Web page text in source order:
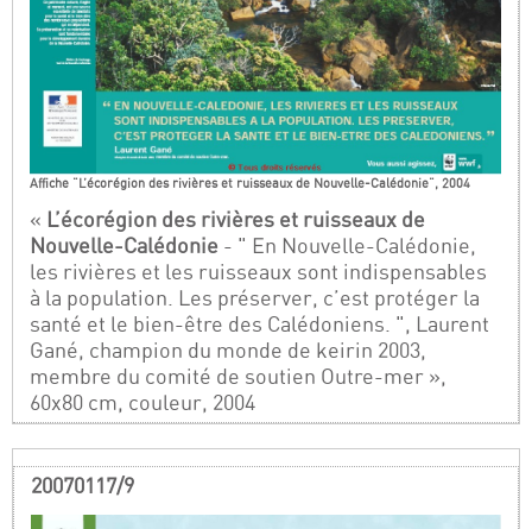
Affiche "L’écorégion des rivières et ruisseaux de Nouvelle-Calédonie", 2004
« L’écorégion des rivières et ruisseaux de
Nouvelle-Calédonie - " En Nouvelle-Calédonie,
les rivières et les ruisseaux sont indispensables
à la population. Les préserver, c’est protéger la
santé et le bien-être des Calédoniens. ", Laurent
Gané, champion du monde de keirin 2003,
membre du comité de soutien Outre-mer »,
60x80 cm, couleur, 2004
20070117/9